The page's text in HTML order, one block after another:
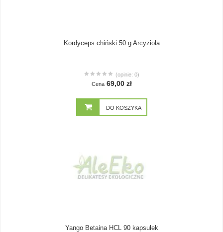
Kordyceps chiński 50 g Arcyzioła
(opinie: 0)
Cena 69,00 zł
DO KOSZYKA
Yango Betaina HCL 90 kapsułek